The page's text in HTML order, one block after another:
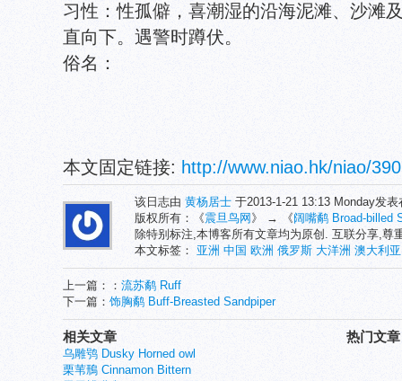
习性：性孤僻，喜潮湿的沿海泥滩、沙滩
直向下。遇警时蹲伏。
俗名：
本文固定链接: http://www.niao.hk/niao/
该日志由 黄杨居士 于2013-1-21 13:13 Monday发
版权所有：《震旦鸟网 》 → 《阔嘴鹬 Broad-billed
除特别标注,本博客所有文章均为原创. 互联分享,尊
本文标签： 亚洲 中国 欧洲 俄罗斯 大洋洲 澳大利亚
上一篇：： 流苏鹬 Ruff
下一篇： 饰胸鹬 Buff-Breasted Sandpiper
热门文章
相关文章
乌雕鸮 Dusky Horned owl
栗苇鳽 Cinnamon Bittern